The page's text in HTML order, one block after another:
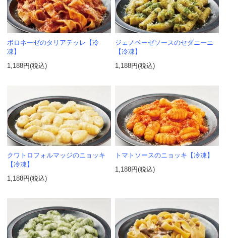
ボロネーゼのタリアテッレ【冷
凍】
1,188円(税込)
ジェノベーゼソースのセダニーニ
【冷凍】
1,188円(税込)
クワトロフォルマッジのニョッキ
【冷凍】
1,188円(税込)
トマトソースのニョッキ【冷凍】
1,188円(税込)